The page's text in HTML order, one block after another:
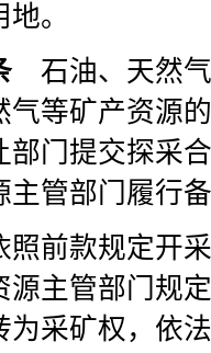
。
石油、天然气
气等矿产资源
部门提交探采
主管部门履行
照前款规定开
源主管部门规
为采矿权，依